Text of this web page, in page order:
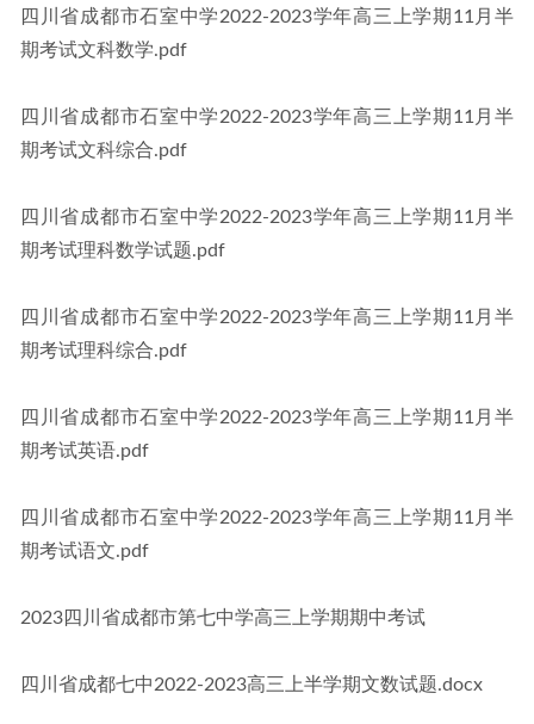
四川省成都市石室中学2022-2023学年高三上学期11月半
期考试文科数学.pdf
四川省成都市石室中学2022-2023学年高三上学期11月半
期考试文科综合.pdf
四川省成都市石室中学2022-2023学年高三上学期11月半
期考试理科数学试题.pdf
四川省成都市石室中学2022-2023学年高三上学期11月半
期考试理科综合.pdf
四川省成都市石室中学2022-2023学年高三上学期11月半
期考试英语.pdf
四川省成都市石室中学2022-2023学年高三上学期11月半
期考试语文.pdf
2023四川省成都市第七中学高三上学期期中考试
四川省成都七中2022-2023高三上半学期文数试题.docx